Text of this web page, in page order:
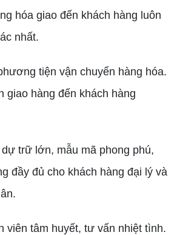
hóa giao đến khách hàng luôn
nhất.
tiện vận chuyển hàng hóa.
giao hàng đến khách hàng
trữ lớn, mẫu mã phong phú,
đầy đủ cho khách hàng đại lý và
viên tâm huyết, tư vấn nhiệt tình.